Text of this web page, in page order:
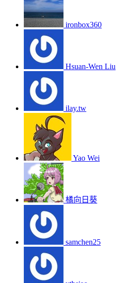
ironbox360
Hsuan-Wen Liu
ilay.tw
Yao Wei
橘向日葵
samchen25